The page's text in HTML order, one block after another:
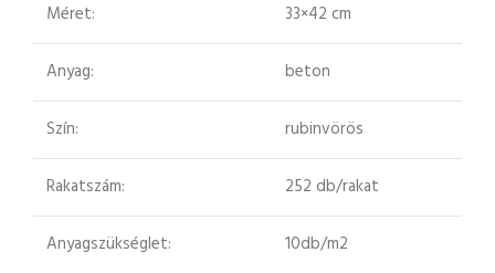
Méret: 33×42 cm
Anyag: beton
Szín: rubinvörös
Rakatszám: 252 db/rakat
Anyagszükséglet: 10db/m2